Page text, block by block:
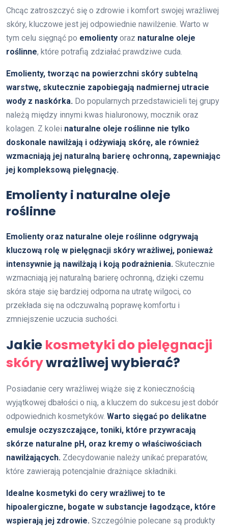
Chcąc zatroszczyć się o zdrowie i komfort swojej wrażliwej
skóry, kluczowe jest jej odpowiednie nawilżenie. Warto w
tym celu sięgnąć po emolienty oraz naturalne oleje
roślinne, które potrafią zdziałać prawdziwe cuda.
Emolienty, tworząc na powierzchni skóry subtelną
warstwę, skutecznie zapobiegają nadmiernej utracie
wody z naskórka. Do popularnych przedstawicieli tej grupy
należą między innymi kwas hialuronowy, mocznik oraz
kolagen. Z kolei naturalne oleje roślinne nie tylko
doskonale nawilżają i odżywiają skórę, ale również
wzmacniają jej naturalną barierę ochronną, zapewniając
jej kompleksową pielęgnację.
Emolienty i naturalne oleje
roślinne
Emolienty oraz naturalne oleje roślinne odgrywają
kluczową rolę w pielęgnacji skóry wrażliwej, ponieważ
intensywnie ją nawilżają i koją podrażnienia. Skutecznie
wzmacniają jej naturalną barierę ochronną, dzięki czemu
skóra staje się bardziej odporna na utratę wilgoci, co
przekłada się na odczuwalną poprawę komfortu i
zmniejszenie uczucia suchości.
Jakie kosmetyki do pielęgnacji
skórywrażliwej wybierać?
Posiadanie cery wrażliwej wiąże się z koniecznością
wyjątkowej dbałości o nią, a kluczem do sukcesu jest dobór
odpowiednich kosmetyków. Warto sięgać po delikatne
emulsje oczyszczające, toniki, które przywracają
skórze naturalne pH, oraz kremy o właściwościach
nawilżających. Zdecydowanie należy unikać preparatów,
które zawierają potencjalnie drażniące składniki.
Idealne kosmetyki do cery wrażliwej to te
hipoalergiczne, bogate w substancje łagodzące, które
wspierają jej zdrowie. Szczególnie polecane są produkty